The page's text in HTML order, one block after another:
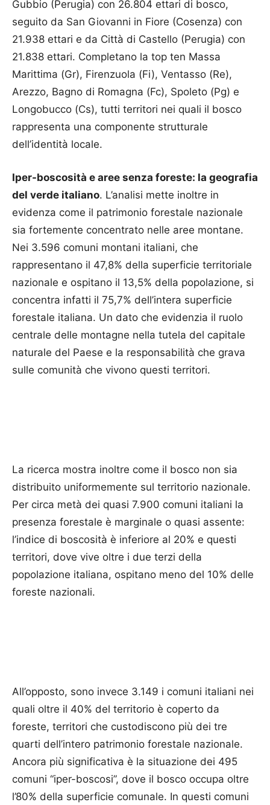
Gubbio (Perugia) con 26.804 ettari di bosco,
seguito da San Giovanni in Fiore (Cosenza) con
21.938 ettari e da Città di Castello (Perugia) con
21.838 ettari. Completano la top ten Massa
Marittima (Gr), Firenzuola (Fi), Ventasso (Re),
Arezzo, Bagno di Romagna (Fc), Spoleto (Pg) e
Longobucco (Cs), tutti territori nei quali il bosco
rappresenta una componente strutturale
dell’identità locale.
Iper-boscosità e aree senza foreste: la geografia
del verde italiano. L’analisi mette inoltre in
evidenza come il patrimonio forestale nazionale
sia fortemente concentrato nelle aree montane.
Nei 3.596 comuni montani italiani, che
rappresentano il 47,8% della superficie territoriale
nazionale e ospitano il 13,5% della popolazione, si
concentra infatti il 75,7% dell’intera superficie
forestale italiana. Un dato che evidenzia il ruolo
centrale delle montagne nella tutela del capitale
naturale del Paese e la responsabilità che grava
sulle comunità che vivono questi territori.
La ricerca mostra inoltre come il bosco non sia
distribuito uniformemente sul territorio nazionale.
Per circa metà dei quasi 7.900 comuni italiani la
presenza forestale è marginale o quasi assente:
l’indice di boscosità è inferiore al 20% e questi
territori, dove vive oltre i due terzi della
popolazione italiana, ospitano meno del 10% delle
foreste nazionali.
All’opposto, sono invece 3.149 i comuni italiani nei
quali oltre il 40% del territorio è coperto da
foreste, territori che custodiscono più dei tre
quarti dell’intero patrimonio forestale nazionale.
Ancora più significativa è la situazione dei 495
comuni “iper-boscosi”, dove il bosco occupa oltre
l’80% della superficie comunale. In questi comuni